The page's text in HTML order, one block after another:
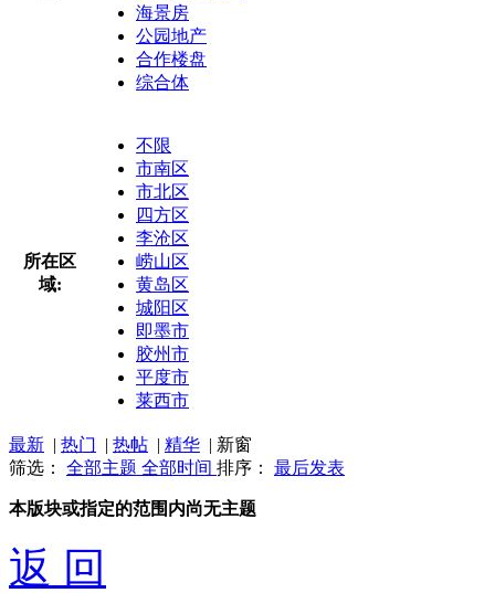
海景房
公园地产
合作楼盘
综合体
所在区
域:
不限
市南区
市北区
四方区
李沧区
崂山区
黄岛区
城阳区
即墨市
胶州市
平度市
莱西市
最新 | 热门 | 热帖 | 精华 | 新窗
筛选： 全部主题 全部时间 排序： 最后发表
本版块或指定的范围内尚无主题
返 回